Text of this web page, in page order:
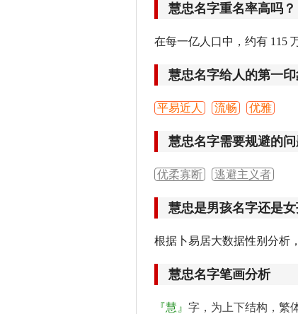
慧忠名字重名率高吗？
在每一亿人口中，约有 115
慧忠名字给人的第一印
平易近人 流畅 优雅
慧忠名字需要规避的
优柔寡断 逃避主义者
慧忠是男孩名字还是女
根据卜易居大数据性别分析
慧忠名字笔画分析
『慧』 字，为上下结构，繁